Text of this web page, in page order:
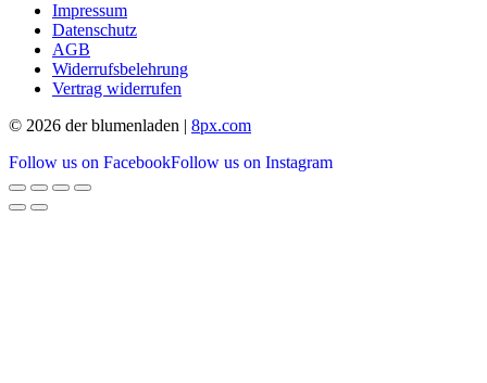
Impressum
Datenschutz
AGB
Widerrufsbelehrung
Vertrag widerrufen
© 2026 der blumenladen | 8px.com
Follow us on FacebookFollow us on Instagram